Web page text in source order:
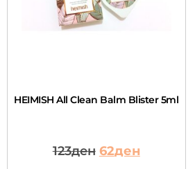
HEIMISH All Clean Balm Blister 5ml
123ден 62ден